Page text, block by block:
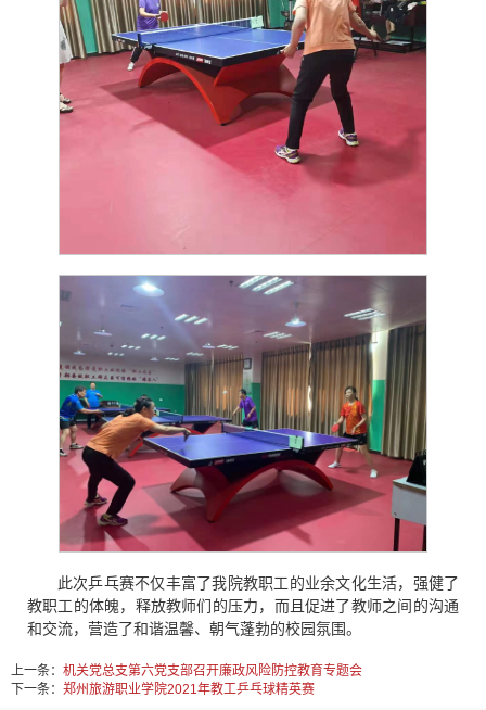
此次乒乓赛不仅丰富了我院教职工的业余文化生活，强健了
教职工的体魄，释放教师们的压力，而且促进了教师之间的沟通
和交流，营造了和谐温馨、朝气蓬勃的校园氛围。
上一条： 机关党总支第六党支部召开廉政风险防控教育专题会
下一条： 郑州旅游职业学院2021年教工乒乓球精英赛